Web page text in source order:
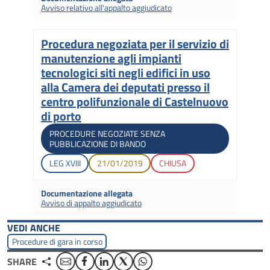
Avviso relativo all'appalto aggiudicato
Titolo
Procedura negoziata per il servizio di
manutenzione agli impianti
tecnologici siti negli edifici in uso
alla Camera dei deputati presso il
centro polifunzionale di Castelnuovo
di porto
Tipologia di gara
PROCEDURE NEGOZIATE SENZA
PUBBLICAZIONE DI BANDO
Legislatura di apertura
LEGXVIII Data di apertura
21/01/2019 Stato gara
CHIUSA
Documentazione allegata
Avviso di appalto aggiudicato
VEDI ANCHE
Procedure di gara in corso
SHARE EmailFacebookLinkedinTwitterWhatsApp